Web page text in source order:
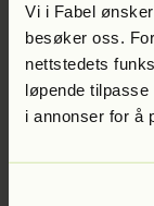
Vi i Fabel
besøker oss.
nettstedets
løpende
i annonser for å